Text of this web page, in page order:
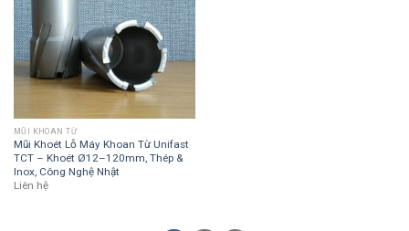
MŨI KHOAN TỪ
Mũi Khoét Lỗ Máy Khoan Từ Unifast
TCT – Khoét Ø12–120mm, Thép &
Inox, Công Nghệ Nhật
Liên hệ